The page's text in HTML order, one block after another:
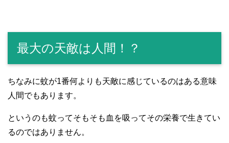
最大の天敵は人間！？
ちなみに蚊が1番何よりも天敵に感じているのはある意味
人間でもあります。
というのも蚊ってそもそも血を吸ってその栄養で生きてい
るのではありません。